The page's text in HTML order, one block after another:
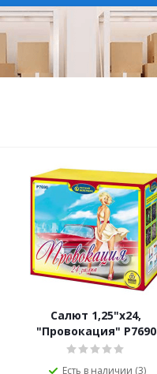
Салют 1,25"х24,
"Провокация" Р7690
Есть в наличии (3)